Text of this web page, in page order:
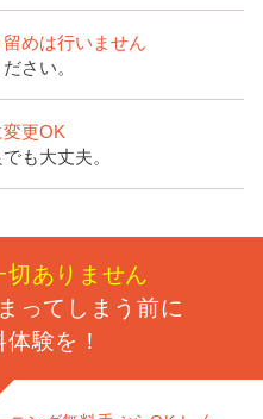
めは行いません
さい。
更OK
も大丈夫。
ありません
ってしまう前に
験を！